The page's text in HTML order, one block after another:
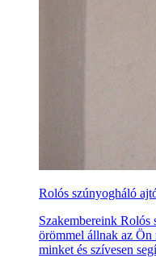
Rolós szúnyogháló
Szakembereink Rolós
örömmel állnak az Ön
minket és szívesen